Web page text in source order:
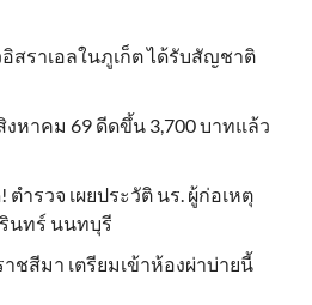
สราเอลในภูเก็ต ได้รับสัญชาติ
งหาคม 69 ดีดขึ้น 3,700 บาทแล้ว
รวจ เผยประวัติ นร. ผู้ก่อเหตุ
นทร์ นนทบุรี
ชสีมา เตรียมเข้าห้องผ่าบ่ายนี้